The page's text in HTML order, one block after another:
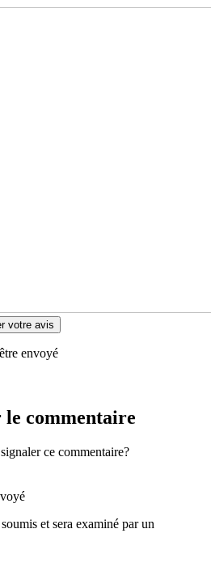
votre avis
envoyé
le commentaire
ce commentaire?
et sera examiné par un